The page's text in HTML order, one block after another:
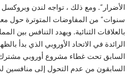
الأضرار”. ومع ذلك ، تواجه لندن
سنوات” من المفاوضات المتوترة حول
بالعلاقات الثنائية. ويهدد التنافس بين
الرائدة في الاتحاد الأوروبي الذي بدأ
السابق تحت غطاء مشروع أوروبي
السابقون من عدم التحول إلى منافسين